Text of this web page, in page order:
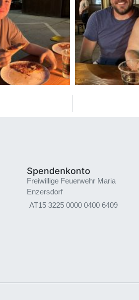
Spendenkonto
Freiwillige Feuerwehr Maria
Enzersdorf
AT15 3225 0000 0400 6409